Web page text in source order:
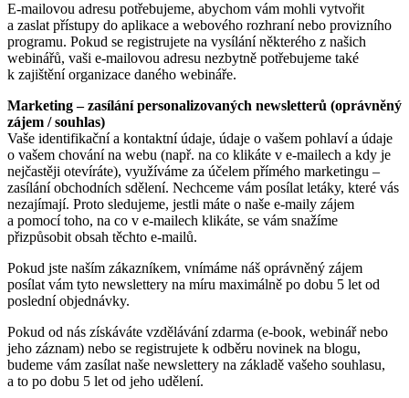
E-mailovou adresu potřebujeme, abychom vám mohli vytvořit
a zaslat přístupy do aplikace a webového rozhraní nebo provizního
programu. Pokud se registrujete na vysílání některého z našich
webinářů, vaši e-mailovou adresu nezbytně potřebujeme také
k zajištění organizace daného webináře.
Marketing – zasílání personalizovaných newsletterů (oprávněný
zájem / souhlas)
Vaše identifikační a kontaktní údaje, údaje o vašem pohlaví a údaje
o vašem chování na webu (např. na co klikáte v e-mailech a kdy je
nejčastěji otevíráte), využíváme za účelem přímého marketingu –
zasílání obchodních sdělení. Nechceme vám posílat letáky, které vás
nezajímají. Proto sledujeme, jestli máte o naše e-maily zájem
a pomocí toho, na co v e-mailech klikáte, se vám snažíme
přizpůsobit obsah těchto e-mailů.
Pokud jste naším zákazníkem, vnímáme náš oprávněný zájem
posílat vám tyto newslettery na míru maximálně po dobu 5 let od
poslední objednávky.
Pokud od nás získáváte vzdělávání zdarma (e-book, webinář nebo
jeho záznam) nebo se registrujete k odběru novinek na blogu,
budeme vám zasílat naše newslettery na základě vašeho souhlasu,
a to po dobu 5 let od jeho udělení.